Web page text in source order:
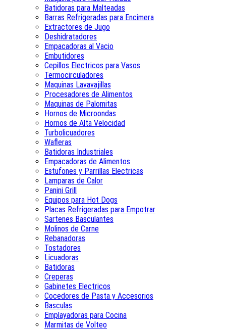
Batidoras para Malteadas
Barras Refrigeradas para Encimera
Extractores de Jugo
Deshidratadores
Empacadoras al Vacio
Embutidores
Cepillos Electricos para Vasos
Termocirculadores
Maquinas Lavavajillas
Procesadores de Alimentos
Maquinas de Palomitas
Hornos de Microondas
Hornos de Alta Velocidad
Turbolicuadores
Wafleras
Batidoras Industriales
Empacadoras de Alimentos
Estufones y Parrillas Electricas
Lamparas de Calor
Panini Grill
Equipos para Hot Dogs
Placas Refrigeradas para Empotrar
Sartenes Basculantes
Molinos de Carne
Rebanadoras
Tostadores
Licuadoras
Batidoras
Creperas
Gabinetes Electricos
Cocedores de Pasta y Accesorios
Basculas
Emplayadoras para Cocina
Marmitas de Volteo